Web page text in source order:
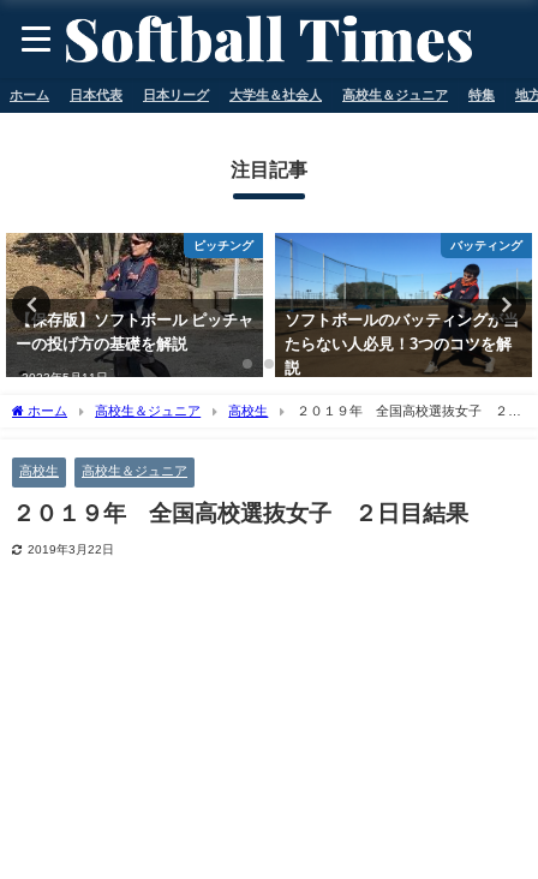
ホーム 日本代表 日本リーグ 大学生＆社会人 高校生＆ジュニア 特集 地
注目記事
ピッチング
【保存版】ソフトボール ピッチャ
ーの投げ方の基礎を解説
2023年5月11日
バッティング
ソフトボールのバッティングが当
たらない人必見！3つのコツを解
説
ホーム 高校生＆ジュニア 高校生
２０１９年 全国高校選抜女子 ２日
高校生 高校生＆ジュニア
２０１９年 全国高校選抜女子 ２日目結果
2019年3月22日